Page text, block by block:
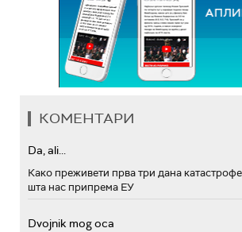
КОМЕНТАРИ
Da, ali...
Како преживети прва три дана
шта нас припрема ЕУ
Dvojnik mog oca